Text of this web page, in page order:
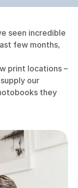
seen incredible
few months,
print locations –
our
they